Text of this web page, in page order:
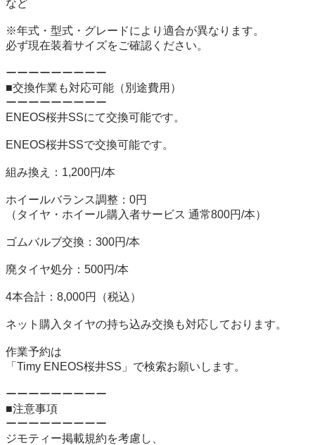
など
※年式・型式・グレードにより適合が異なります。
必ず現在装着サイズをご確認ください。
ーーーーーーーーー
■交換作業も対応可能（別途費用）
ーーーーーーーーー
ENEOS桜井SSにて交換可能です。
ENEOS桜井SSで交換可能です。
組み換え：1,200円/本
ホイールバランス調整：0円
（タイヤ・ホイール購入者サービス 通常800円/本）
ゴムバルブ交換：300円/本
廃タイヤ処分：500円/本
4本合計：8,000円（税込）
ネット購入タイヤの持ち込み交換も対応しております。
作業予約は
「Timy ENEOS桜井SS」で検索お願いします。
ーーーーーーーーー
■注意事項
ーーーーーーーーー
ジモティー掲載規約を考慮し、